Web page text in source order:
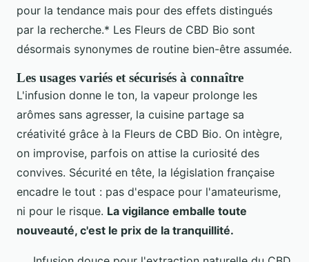
pour la tendance mais pour des effets distingués
par la recherche.* Les Fleurs de CBD Bio sont
désormais synonymes de routine bien-être assumée.
Les usages variés et sécurisés à connaître
L'infusion donne le ton, la vapeur prolonge les
arômes sans agresser, la cuisine partage sa
créativité grâce à la Fleurs de CBD Bio. On intègre,
on improvise, parfois on attise la curiosité des
convives. Sécurité en tête, la législation française
encadre le tout : pas d'espace pour l'amateurisme,
ni pour le risque. La vigilance emballe toute
nouveauté, c'est le prix de la tranquillité.